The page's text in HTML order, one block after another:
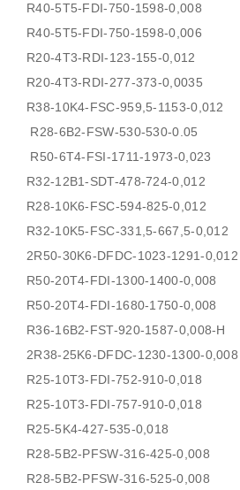
R40-5T5-FDI-750-1598-0,008
R40-5T5-FDI-750-1598-0,006
R20-4T3-RDI-123-155-0,012
R20-4T3-RDI-277-373-0,0035
R38-10K4-FSC-959,5-1153-0,012
R28-6B2-FSW-530-530-0.05
R50-6T4-FSI-1711-1973-0,023
R32-12B1-SDT-478-724-0,012
R28-10K6-FSC-594-825-0,012
R32-10K5-FSC-331,5-667,5-0,012
2R50-30K6-DFDC-1023-1291-0,012
R50-20T4-FDI-1300-1400-0,008
R50-20T4-FDI-1680-1750-0,008
R36-16B2-FST-920-1587-0,008-H
2R38-25K6-DFDC-1230-1300-0,008
R25-10T3-FDI-752-910-0,018
R25-10T3-FDI-757-910-0,018
R25-5K4-427-535-0,018
R28-5B2-PFSW-316-425-0,008
R28-5B2-PFSW-316-525-0,008